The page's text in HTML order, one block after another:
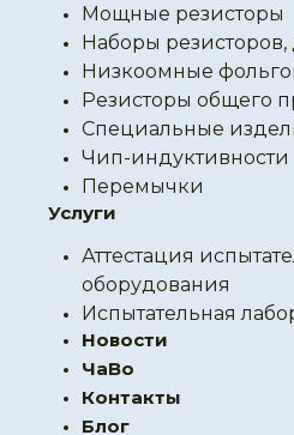
Мощные резисторы
Наборы резисторов,
Низкоомные
Резисторы общего
Специальные
Чип-индуктивности
Перемычки
Услуги
Аттестация
оборудования
Испытательная
Новости
ЧаВо
Контакты
Блог